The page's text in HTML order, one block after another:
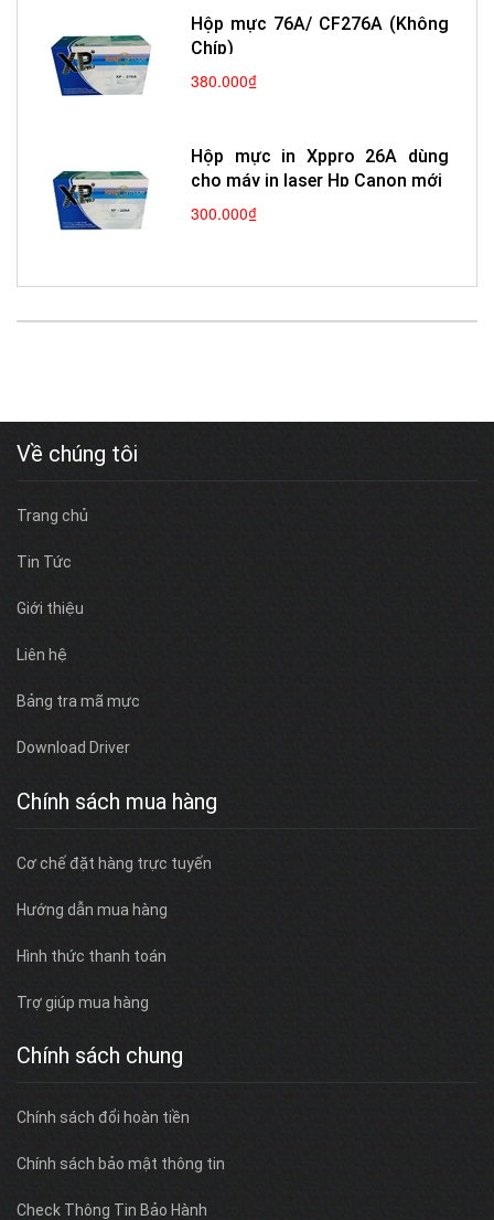
Hộp mực 76A/ CF276A (Không
Chíp)
380.000₫
Hộp mực in Xppro 26A dùng
cho máy in laser Hp Canon mới
300.000₫
Về chúng tôi
Trang chủ
Tin Tức
Giới thiệu
Liên hệ
Bảng tra mã mực
Download Driver
Chính sách mua hàng
Cơ chế đặt hàng trực tuyến
Hướng dẫn mua hàng
Hình thức thanh toán
Trợ giúp mua hàng
Chính sách chung
Chính sách đổi hoàn tiền
Chính sách bảo mật thông tin
Check Thông Tin Bảo Hành